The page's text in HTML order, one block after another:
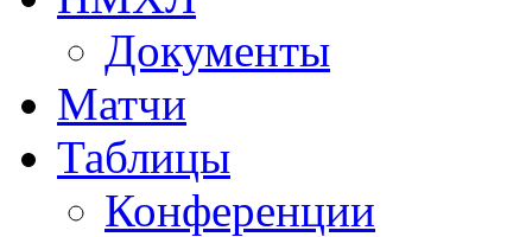
Документы
Матчи
Таблицы
Конференции